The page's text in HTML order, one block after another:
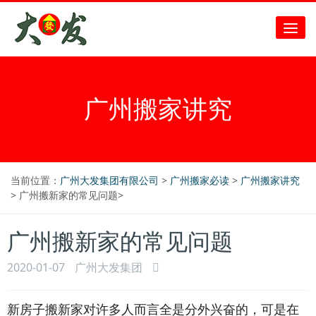
广州搬家讲究
当前位置： 广州大发集团有限公司 > 广州搬家必读 > 广州搬家讲究
> 广州搬新家的常见问题>
广州搬新家的常见问题
2020-01-07 广州大发集团
新房子搬新家对许多人而言全是分外兴奋的，可是在